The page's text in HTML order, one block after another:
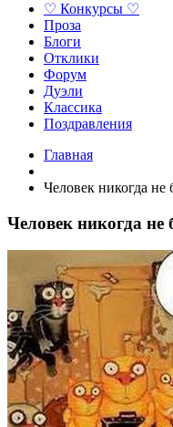
♡ Конкурсы ♡
Проза
Блоги
Отклики
Форум
Дуэли
Классика
Поздравления
Главная
Человек никогда
Человек никогда